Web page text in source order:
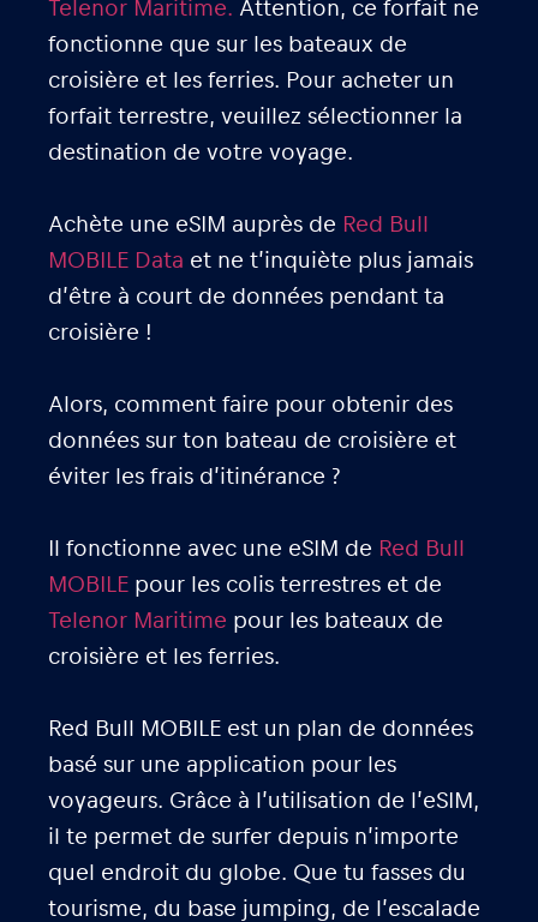
Telenor Maritime. Attention, ce forfait ne
fonctionne que sur les bateaux de
croisière et les ferries. Pour acheter un
forfait terrestre, veuillez sélectionner la
destination de votre voyage.
Achète une eSIM auprès de Red Bull
MOBILE Data et ne t’inquiète plus jamais
d’être à court de données pendant ta
croisière !
Alors, comment faire pour obtenir des
données sur ton bateau de croisière et
éviter les frais d’itinérance ?
Il fonctionne avec une eSIM de Red Bull
MOBILE pour les colis terrestres et de
Telenor Maritime pour les bateaux de
croisière et les ferries.
Red Bull MOBILE est un plan de données
basé sur une application pour les
voyageurs. Grâce à l’utilisation de l’eSIM,
il te permet de surfer depuis n’importe
quel endroit du globe. Que tu fasses du
tourisme, du base jumping, de l’escalade